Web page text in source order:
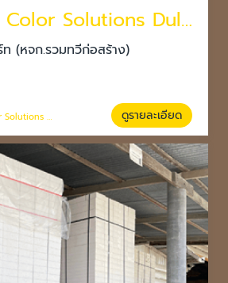
ศูนย์ผสมสี Color Solutions Dulux โคราช
ท (หจก.รวมทวีก่อสร้าง)
Dulux โคราช ดูรายละเอียด